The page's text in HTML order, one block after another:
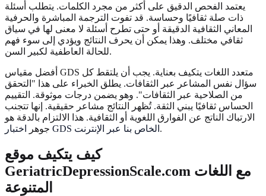
يعتمد الفحص الدقيق على أكثر من مجرد الكلمات. يتطلب أسئلة
ذات صلة ثقافيًا وحساسة. قد تفوت الترجمة المباشرة والحرفية
المعاني الثقافية الدقيقة أو حتى تطرح أسئلة لا معنى لها في سياق
ثقافي مختلف. وهذا يمكن أن يحرف النتائج ويؤدي إلى سوء فهم
للحالة العاطفية لكبير السن.
أفضل مقياس GDS متعدد اللغات يتكيف بعناية. يجب أن يلتقط كل
سؤال نفس المشاعر عبر الثقافات. يطلق الخبراء على هذا "التحقق
من الصلاحية عبر الثقافات". وهو يضمن درجات موثوقة. التقييم
الحساس ثقافيًا يبني الثقة. تُظهر النتائج مشاعر حقيقية. إنها تتجنب
الارتباك الناتج عن الفوارق اللغوية أو الثقافية. هذا الالتزام بالدقة هو
جوهر
اختبار GDS الخاص بنا عبر الإنترنت .
كيف يتكيف موقع
GeriatricDepressionScale.com مع اللغات
المتنوعة